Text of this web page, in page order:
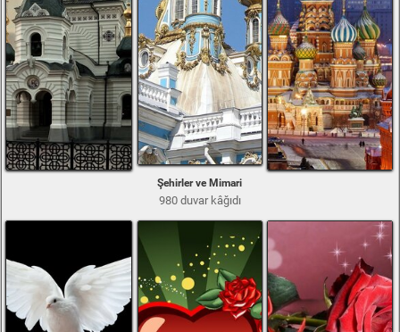
Şehirler ve Mimari
980 duvar kâğıdı